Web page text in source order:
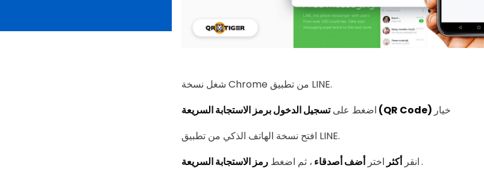
شغل نسخة Chrome من تطبيق LINE.
اضغط على تسجيل الدخول برمز الاستجابة السريعة (QR Code) خيار
افتح نسخة الهاتف الذكي من تطبيق LINE.
انقرأكثر اخترأضف أصدقاء ، ثم اضغط
.